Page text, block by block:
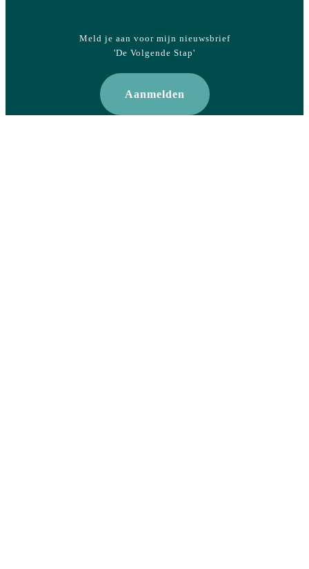
Meld je aan voor mijn nieuwsbrief
'De Volgende Stap'
Aanmelden